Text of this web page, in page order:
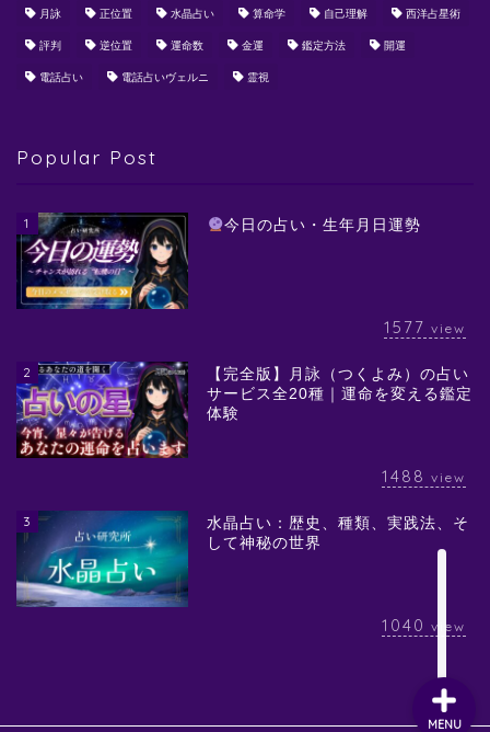
月詠 正位置 水晶占い 算命学 自己理解 西洋占星術
評判 逆位置 運命数 金運 鑑定方法 開運
電話占い 電話占いヴェルニ 霊視
Popular Post
1 今日の占い・生年月日運勢
1577 view
2
【完全版】月詠（つくよみ）の占い
サービス全20種｜運命を変える鑑定
体験
1488 view
3
水晶占い：歴史、種類、実践法、そ
して神秘の世界
1040 view
MENU